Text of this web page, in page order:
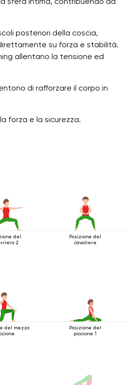
posteriori della coscia,
su forza e stabilità.
allentano la tensione ed
di rafforzare il corpo in
forza e la sicurezza.
del
2
Posizione del
cavaliere
del mezzo
Posizione del
piccione 1